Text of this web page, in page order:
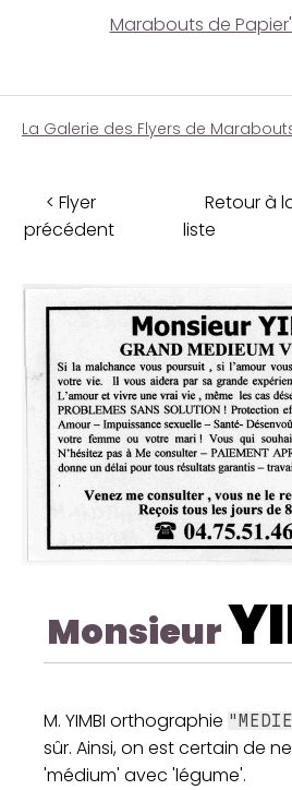
Marabouts de
La Galerie des Flyers de
< Flyer
précédent
Retour à
liste
Monsieur
M. YIMBI orthographie
sûr. Ainsi, on est certain de
'médium' avec 'légume'.